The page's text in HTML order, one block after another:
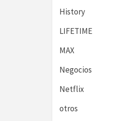
History
LIFETIME
MAX
Negocios
Netflix
otros